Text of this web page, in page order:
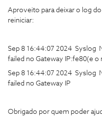
Aproveito para deixar o log
reiniciar:
Sep 8 16:44:07 2024 Syslog
failed no Gateway IP:fe80(e o
Sep 8 16:44:07 2024 Syslog
failed no Gateway IP
Obrigado por quem poder